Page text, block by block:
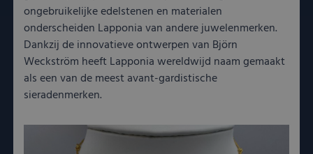
ongebruikelijke edelstenen en materialen
onderscheiden Lapponia van andere juwelenmerken.
Dankzij de innovatieve ontwerpen van Björn
Weckström heeft Lapponia wereldwijd naam gemaakt
als een van de meest avant-gardistische
sieradenmerken.